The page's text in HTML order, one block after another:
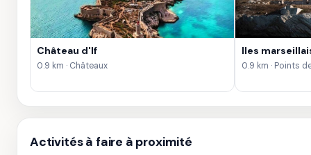
Château d'If
0.9 km · Châteaux
Iles
0.9 km · Points
Activités à faire à proximité